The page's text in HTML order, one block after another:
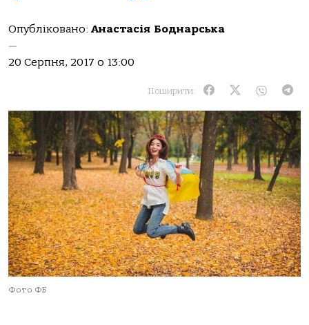
Опубліковано: Анастасія Боднарська
—
20 Серпня, 2017 о 13:00
Поширити:
Фото ФБ